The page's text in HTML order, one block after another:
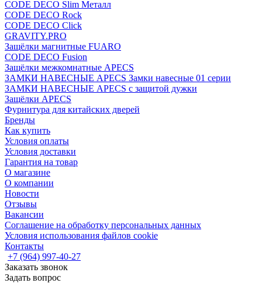
CODE DECO Slim Металл
CODE DECO Rock
CODE DECO Click
GRAVITY.PRO
Защёлки магнитные FUARO
CODE DECO Fusion
Защёлки межкомнатные APECS
ЗАМКИ НАВЕСНЫЕ APECS Замки навесные 01 серии
ЗАМКИ НАВЕСНЫЕ APECS с защитой дужки
Защёлки APECS
Фурнитура для китайских дверей
Бренды
Как купить
Условия оплаты
Условия доставки
Гарантия на товар
О магазине
О компании
Новости
Отзывы
Вакансии
Соглашение на обработку персональных данных
Условия использования файлов cookie
Контакты
+7 (964) 997-40-27
Заказать звонок
Задать вопрос